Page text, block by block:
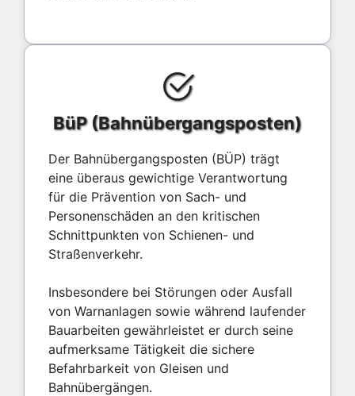
BüP (Bahnübergangsposten)
Der Bahnübergangsposten (BÜP) trägt
eine überaus gewichtige Verantwortung
für die Prävention von Sach- und
Personenschäden an den kritischen
Schnittpunkten von Schienen- und
Straßenverkehr.
Insbesondere bei Störungen oder Ausfall
von Warnanlagen sowie während laufender
Bauarbeiten gewährleistet er durch seine
aufmerksame Tätigkeit die sichere
Befahrbarkeit von Gleisen und
Bahnübergängen.